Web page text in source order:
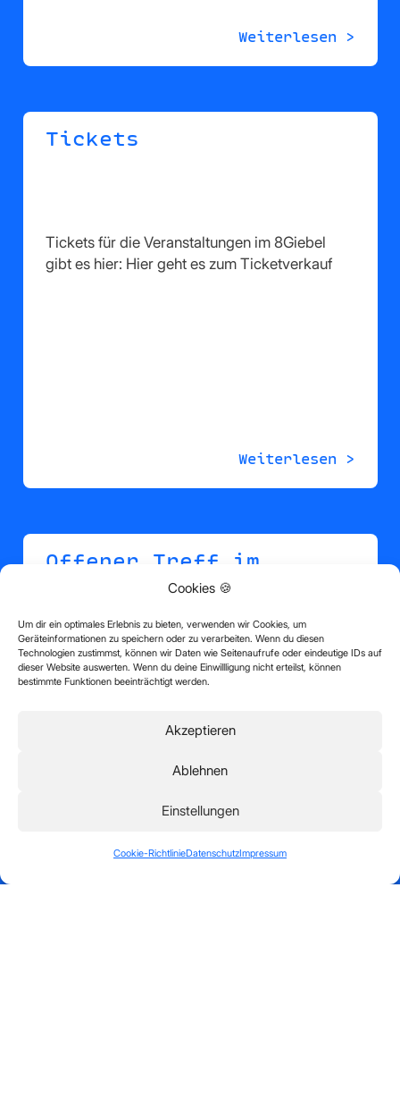
Cookies 🍪
Um dir ein optimales Erlebnis zu bieten, verwenden wir Cookies, um
Geräteinformationen zu speichern oder zu verarbeiten. Wenn du diesen
Technologien zustimmst, können wir Daten wie Seitenaufrufe oder eindeutige IDs auf
dieser Website auswerten. Wenn du deine Einwillligung nicht erteilst, können
bestimmte Funktionen beeinträchtigt werden.
Akzeptieren
Ablehnen
Einstellungen
Cookie-RichtlinieDatenschutzImpressum
Weiterlesen >
Tickets
Tickets für die Veranstaltungen im 8Giebel
gibt es hier: Hier geht es zum Ticketverkauf
Weiterlesen >
Offener Treff im
Der Offene Treff nebst Büchertausch an jedem
Dienstag von 15:30 – 18:00 Uhr ist inzwischen
zum Plaudern bei Kaffee und Kuchen, zum…